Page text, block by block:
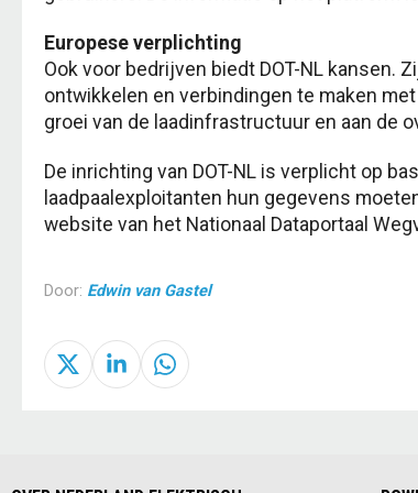
Europese verplichting
Ook voor bedrijven biedt DOT-NL kansen.
ontwikkelen en verbindingen te maken
groei van de laadinfrastructuur en aan de
De inrichting van DOT-NL is verplicht op
laadpaalexploitanten hun gegevens
website van het Nationaal Dataportaal
Door: Edwin van Gastel